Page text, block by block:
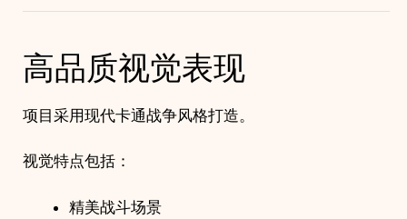
高品质视觉表现
项目采用现代卡通战争风格打造。
视觉特点包括：
精美战斗场景